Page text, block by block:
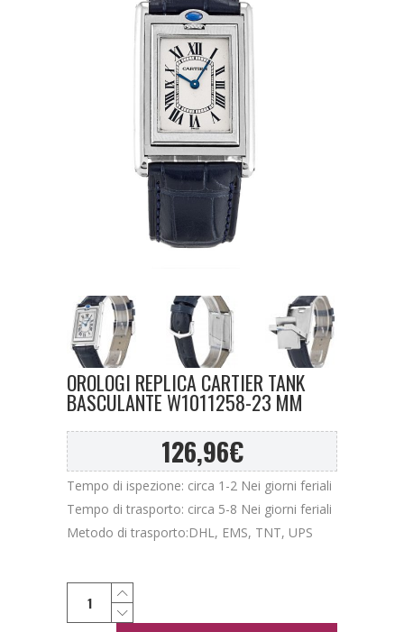
OROLOGI REPLICA CARTIER TANK
BASCULANTE W1011258-23 MM
126,96€
Tempo di ispezione: circa 1-2 Nei giorni feriali
Tempo di trasporto: circa 5-8 Nei giorni feriali
Metodo di trasporto:DHL, EMS, TNT, UPS